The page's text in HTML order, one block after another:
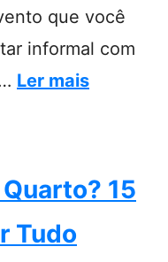
que você
informal com
Ler mais
15
Tudo